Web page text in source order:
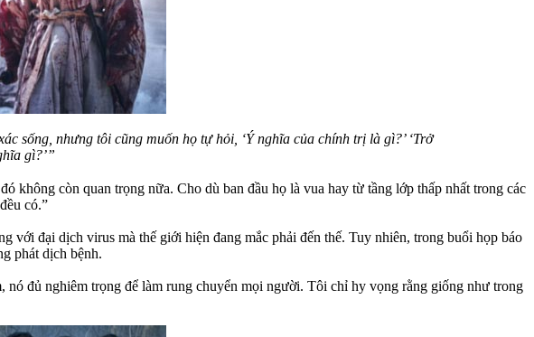
sống, nhưng tôi cũng muốn họ tự hỏi, ‘Ý nghĩa của chính trị là gì?’ ‘Trở
gì?’”
không còn quan trọng nữa. Cho dù ban đầu họ là vua hay từ tầng lớp thấp nhất trong các
có.”
với đại dịch virus mà thế giới hiện đang mắc phải đến thế. Tuy nhiên, trong buổi họp báo
phát dịch bệnh.
đủ nghiêm trọng để làm rung chuyển mọi người. Tôi chỉ hy vọng rằng giống như trong